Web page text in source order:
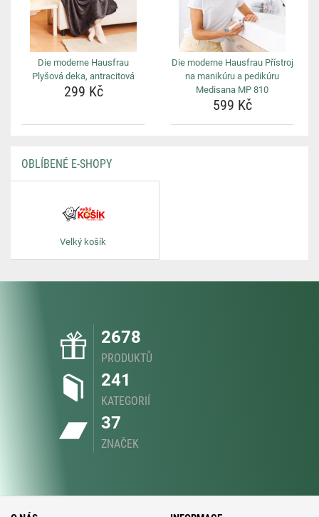
Die moderne Hausfrau
Plyšová deka, antracitová
299 Kč
Die moderne Hausfrau Přístroj
na manikúru a pedikúru
Medisana MP 810
599 Kč
OBLÍBENÉ E-SHOPY
Velký košík
2678
PRODUKTŮ
241
KATEGORIÍ
37
ZNAČEK